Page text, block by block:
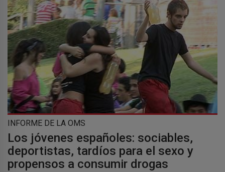
INFORME DE LA OMS
Los jóvenes españoles: sociables,
deportistas, tardíos para el sexo y
propensos a consumir drogas